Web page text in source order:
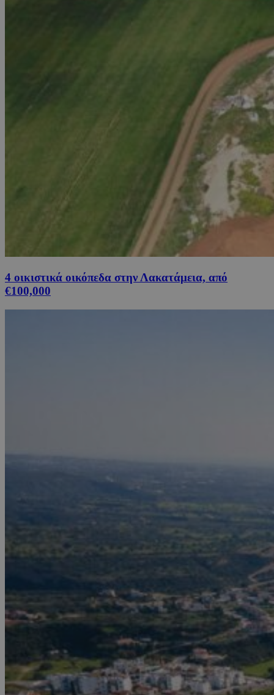
4 οικιστικά οικόπεδα στην Λακατάμεια, από
€100,000